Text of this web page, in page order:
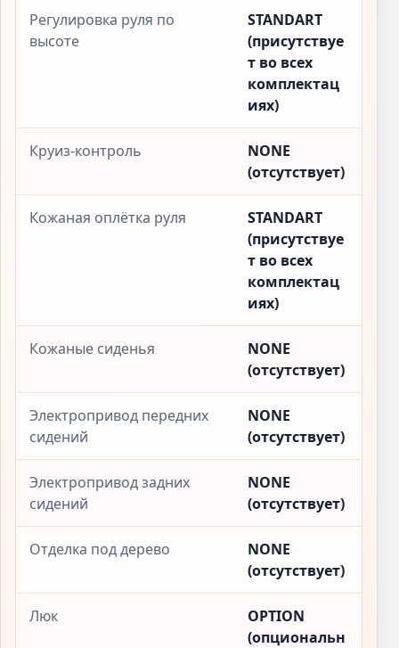
Регулировка руля по
высоте
STANDART
(присутствуе
т во всех
комплектац
иях)
Круиз-контроль
NONE
(отсутствует)
Кожаная оплётка руля
STANDART
(присутствуе
т во всех
комплектац
иях)
Кожаные сиденья
NONE
(отсутствует)
Электропривод передних
сидений
NONE
(отсутствует)
Электропривод задних
сидений
NONE
(отсутствует)
Отделка под дерево
NONE
(отсутствует)
Люк
OPTION
(опциональн